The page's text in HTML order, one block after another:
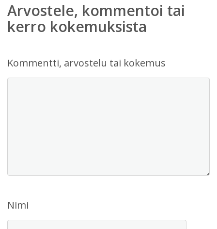
Arvostele, kommentoi tai
kerro kokemuksista
Kommentti, arvostelu tai kokemus
Nimi